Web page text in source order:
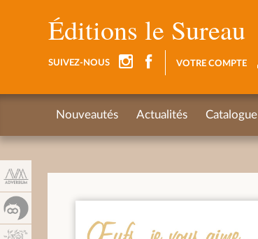
Éditions le Sureau
SUIVEZ-NOUS VOTRE COMPTE
Nouveautés Actualités Catalogue